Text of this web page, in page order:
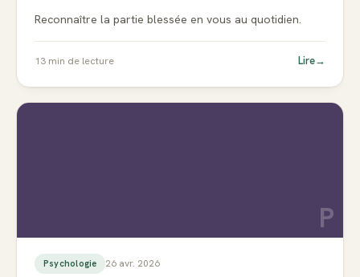
Reconnaître la partie blessée en vous au quotidien.
13 min de lecture Lire→
P
Psychologie 26 avr. 2026